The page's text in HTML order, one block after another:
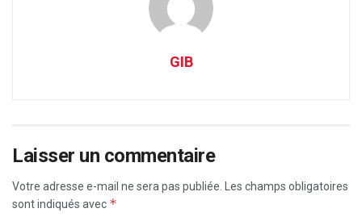
GIB
Laisser un commentaire
Votre adresse e-mail ne sera pas publiée. Les champs obligatoires
sont indiqués avec *